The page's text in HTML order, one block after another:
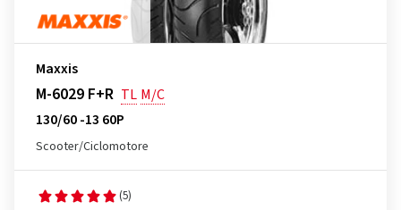
Maxxis
M-6029 F+R TL M/C
130/60 -13 60P
Scooter/Ciclomotore
(5)